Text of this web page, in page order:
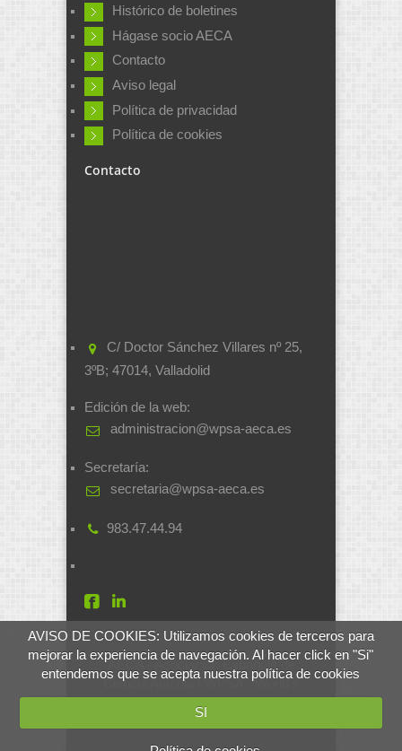
AVISO DE COOKIES: Utilizamos cookies de terceros para
mejorar la experiencia de navegación. Al hacer click en "Si"
entendemos que se acepta nuestra política de cookies
SI
Histórico de boletines
Hágase socio AECA
Contacto
Aviso legal
Política de privacidad
Política de cookies
Contacto
C/ Doctor Sánchez Villares nº 25,
3ºB; 47014, Valladolid
Edición de la web:
administracion@wpsa-aeca.es
Secretaría:
secretaria@wpsa-aeca.es
983.47.44.94
AECA - Asociación Española de
Ciencia Avícola | WPSA - World's
Desarrollado por